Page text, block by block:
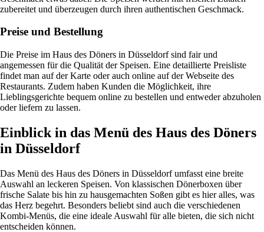
zubereitet und überzeugen durch ihren authentischen Geschmack.
Preise und Bestellung
Die Preise im Haus des Döners in Düsseldorf sind fair und
angemessen für die Qualität der Speisen. Eine detaillierte Preisliste
findet man auf der Karte oder auch online auf der Webseite des
Restaurants. Zudem haben Kunden die Möglichkeit, ihre
Lieblingsgerichte bequem online zu bestellen und entweder abzuholen
oder liefern zu lassen.
Einblick in das Menü des Haus des Döners
in Düsseldorf
Das Menü des Haus des Döners in Düsseldorf umfasst eine breite
Auswahl an leckeren Speisen. Von klassischen Dönerboxen über
frische Salate bis hin zu hausgemachten Soßen gibt es hier alles, was
das Herz begehrt. Besonders beliebt sind auch die verschiedenen
Kombi-Menüs, die eine ideale Auswahl für alle bieten, die sich nicht
entscheiden können.